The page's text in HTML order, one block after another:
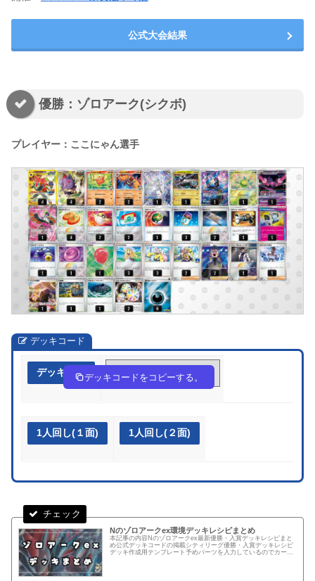
公式大会結果
優勝：ゾロアーク(シクボ)
プレイヤー：ここにゃん選手
デッキコード
デッキ作成 GcxYcx-CXXVtI-aG8DcJ
デッキコードをコピーする。
1人回し(１面) 1人回し(２面)
Nのゾロアークex環境デッキレシピまとめ
本記事の内容Nのゾロアークex最新優勝・入賞デッキレシピまと
め公式デッキコードの掲載シティリーグ優勝・入賞デッキレシピ
デッキ作成用テンプレート予めパーツを入力しているのでカード